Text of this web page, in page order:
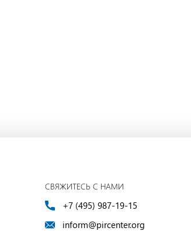
СВЯЖИТЕСЬ С НАМИ
+7 (495) 987-19-15
inform@pircenter.org